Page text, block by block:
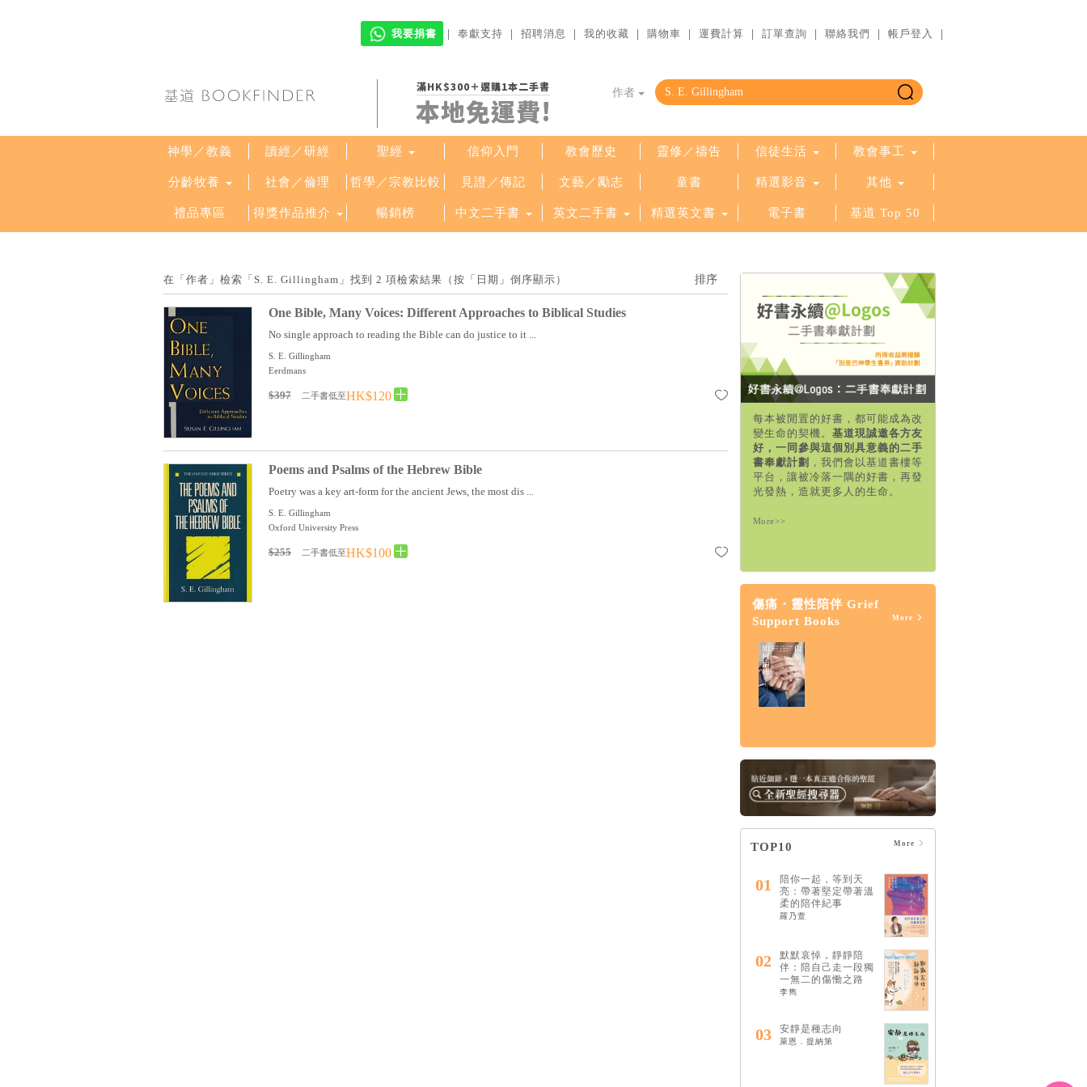
我要捐書 ｜ 奉獻支持 ｜ 招聘消息 ｜ 我的收藏 ｜ 購物車 ｜ 運費計算 ｜ 訂單查詢 ｜ 聯絡我們 ｜ 帳戶登入 ｜
滿HK$300＋選購1本二手書
本地免運費!
作者
神學／教義 讀經／研經 聖經 信仰入門 教會歷史 靈修／禱告 信徒生活 教會事工
分齡牧養 社會／倫理 哲學／宗教比較 見證／傳記 文藝／勵志 童書 精選影音 其他
禮品專區 得獎作品推介 暢銷榜 中文二手書 英文二手書 精選英文書 電子書 基道 Top 50
在「作者」檢索「S. E. Gillingham」找到 2 項檢索結果（按「日期」倒序顯示）
One Bible, Many Voices: Different Approaches to Biblical Studies
No single approach to reading the Bible can do justice to it ...
S. E. Gillingham
Eerdmans
$397 二手書低至HK$120
Poems and Psalms of the Hebrew Bible
Poetry was a key art-form for the ancient Jews, the most dis ...
S. E. Gillingham
Oxford University Press
$255 二手書低至HK$100
每本被閒置的好書，都可能成為改
變生命的契機。 基道現誠邀各方友
好，一同參與這個別具意義的二手
書奉獻計劃 ，我們會以基道書樓等
平台，讓被冷落一隅的好書，再發
光發熱，造就更多人的生命。
More>>
傷痛・靈性陪伴 Grief
Support Books
More
帝的治癒恩典，能修
復破碎的關係，醫治
悲痛絕望的心
HK$124 $130
TOP10 More
01
陪你一起，等到天
亮：帶著堅定帶著溫
柔的陪伴紀事
羅乃萱
02
默默哀悼，靜靜陪
伴：陪自己走一段獨
一無二的傷慟之路
李雋
03 安靜是種志向
萊恩．提納第